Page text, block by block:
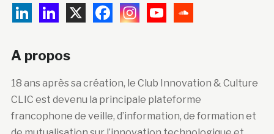
A propos
18 ans après sa création, le Club Innovation & Culture
CLIC est devenu la principale plateforme
francophone de veille, d’information, de formation et